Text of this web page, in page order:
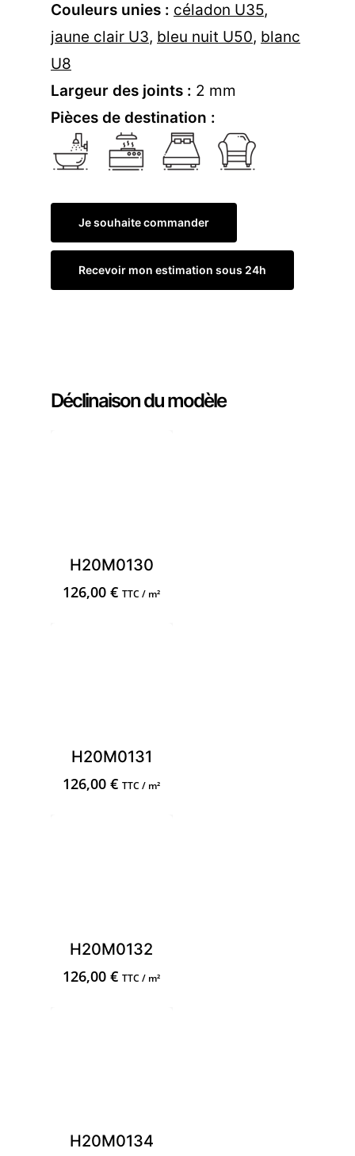
Couleurs unies : céladon U35,
jaune clair U3, bleu nuit U50, blanc
U8
Largeur des joints : 2 mm
Pièces de destination :
Je souhaite commander
Recevoir mon estimation sous 24h
Déclinaison du modèle
H20M0130
126,00€ TTC / m²
H20M0131
126,00€ TTC / m²
H20M0132
126,00€ TTC / m²
H20M0134